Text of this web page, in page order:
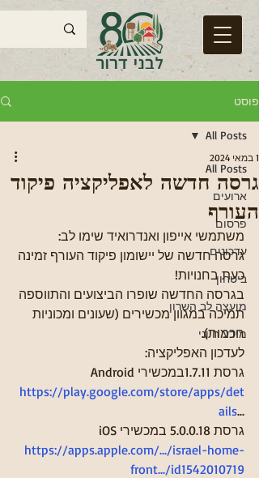
פוסט
All Posts
ארועים
פרסום
עדכונים
ביטחון
מועצה לב השרון
מידע חיוני
All Posts
גרסה חדשה לאפליקציה פיקוד
העורף
1 במאי 2024
משתמשי אייפון ואנדרואיד שימו לב:
גרסה חדשה של יישומון פיקוד העורף זמינה
כעת בחנויות!
בגרסה החדשה שופרו הביצועים והתווספה
תמיכה במגוון מכשירים (שעונים ומכוניות
חכמות).
לעדכון האפליקציה:
Android גרסת 1.7.11במכשירי
https://play.google.com/store/apps/det
ails...
iOS גרסת 5.0.0.18 במכשירי
https://apps.apple.com/.../israel-home-
front.../id1542010719